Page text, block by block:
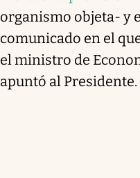
organismo objeta- y
comunicado en el
el ministro de
apuntó al Presidente.